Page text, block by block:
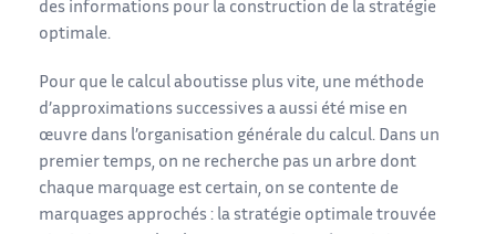
des informations pour la construction de la stratégie
optimale.
Pour que le calcul aboutisse plus vite, une méthode
d’approximations successives a aussi été mise en
œuvre dans l’organisation générale du calcul. Dans un
premier temps, on ne recherche pas un arbre dont
chaque marquage est certain, on se contente de
marquages approchés : la stratégie optimale trouvée